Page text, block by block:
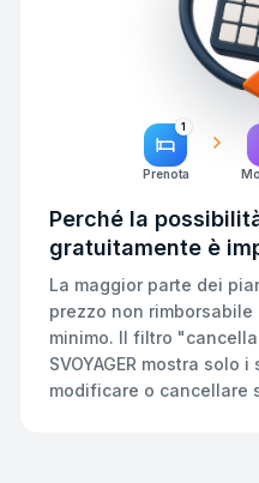
1
Prenota
Perché la
gratuitamente è
La maggior parte dei
prezzo non
minimo. Il filtro
SVOYAGER mostra solo
modificare o cancellare